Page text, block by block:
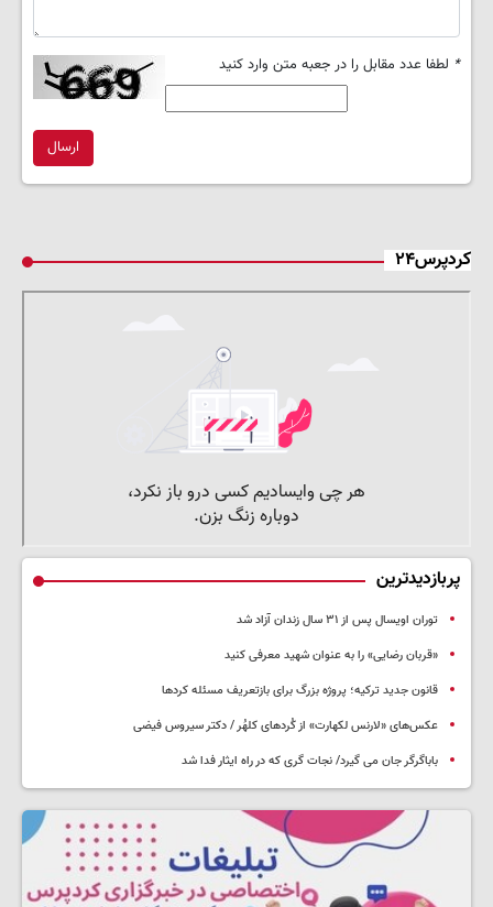
* لطفا عدد مقابل را در جعبه متن وارد کنید
ارسال
کردپرس۲۴
پربازدیدترین
توران اویسال پس از ۳۱ سال زندان آزاد شد
«قربان رضایی» را به عنوان شهید معرفی کنید
قانون جدید ترکیه؛ پروژه بزرگ‌ برای بازتعریف مسئله کردها
عکس‌های «لارنس لکهارت» از کُردهای کلهُر / دکتر سیروس فیضی
باباگرگر جان می گیرد/ نجات گری که در راه ایثار فدا شد